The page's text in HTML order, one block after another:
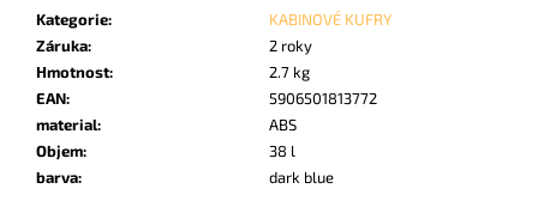
Kategorie:
KABINOVÉ KUFRY
Záruka:
2 roky
Hmotnost:
2.7 kg
EAN:
5906501813772
material:
ABS
Objem:
38 l
barva: dark blue
PEACOCK
KUFR
YELLOW
890
Kč